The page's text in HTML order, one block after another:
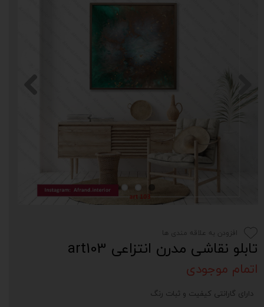
تابلو نقاشی مدرن انتزاعی art103
اتمام موجودی
دارای گارانتی کیفیت و ثبات رنگ
افزودن به علاقه مندی ها